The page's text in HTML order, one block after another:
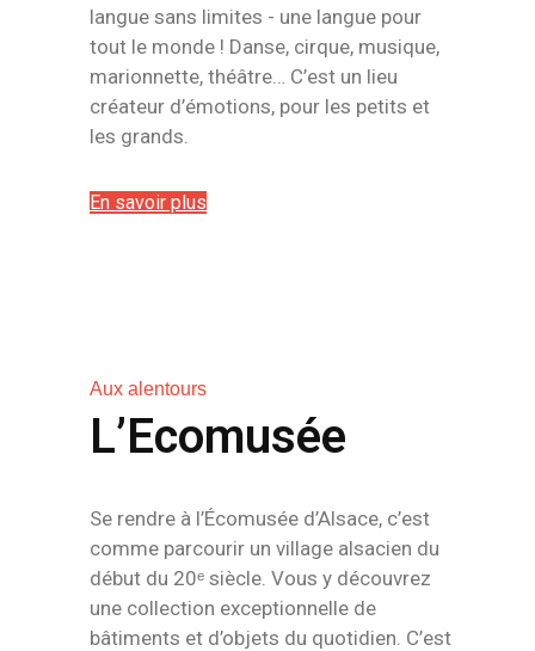
langue sans limites - une langue pour
tout le monde ! Danse, cirque, musique,
marionnette, théâtre… C’est un lieu
créateur d’émotions, pour les petits et
les grands.
En savoir plus
Aux alentours
L’Ecomusée
Se rendre à l’Écomusée d’Alsace, c’est
comme parcourir un village alsacien du
début du 20ᵉ siècle. Vous y découvrez
une collection exceptionnelle de
bâtiments et d’objets du quotidien. C’est